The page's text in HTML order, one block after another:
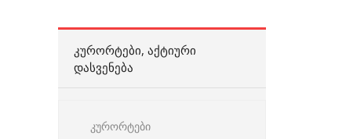
ᲙᲣᲠᲝᲠᲢᲔᲑᲘ, ᲐᲥᲢᲘᲣᲠᲘ
ᲓᲐᲡᲕᲔᲜᲔᲑᲐ
კურორტები